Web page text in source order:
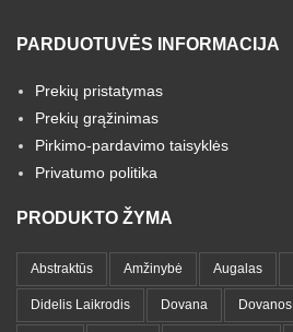
PARDUOTUVĖS INFORMACIJA
Prekių pristatymas
Prekių grąžinimas
Pirkimo-pardavimo taisyklės
Privatumo politika
PRODUKTO ŽYMA
Abstraktūs Amžinybė Augalas
Didelis Laikrodis Dovana Dovanos